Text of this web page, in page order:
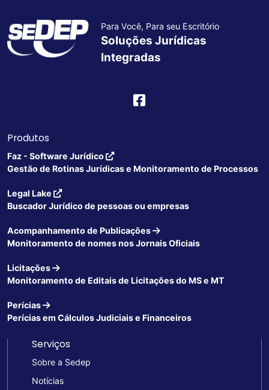
Para Você, Para seu Escritório
Soluções Jurídicas
Integradas
Produtos
Faz - Software Jurídico
Gestão de Rotinas Jurídicas e Monitoramento de Processos
Legal Lake
Buscador Jurídico de pessoas ou empresas
Acompanhamento de Publicações
Monitoramento de nomes nos Jornais Oficiais
Licitações
Monitoramento de Editais de Licitações do MS e MT
Perícias
Perícias em Cálculos Judiciais e Financeiros
Serviços
Sobre a Sedep
Notícias